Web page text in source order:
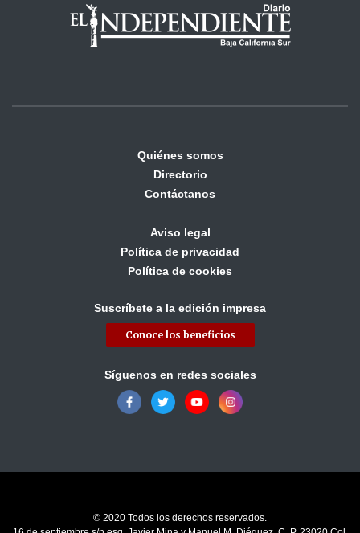
Quiénes somos
Directorio
Contáctanos
Aviso legal
Política de privacidad
Política de cookies
Suscríbete a la edición impresa
Conoce los beneficios
Síguenos en redes sociales
© 2020 Todos los derechos reservados.